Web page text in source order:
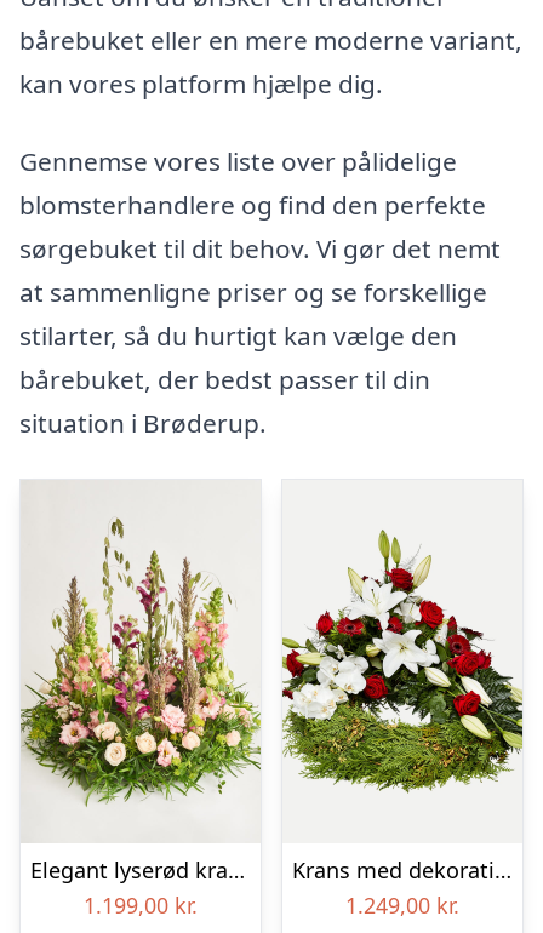
bårebuket eller en mere moderne variant,
kan vores platform hjælpe dig.
Gennemse vores liste over pålidelige
blomsterhandlere og find den perfekte
sørgebuket til dit behov. Vi gør det nemt
at sammenligne priser og se forskellige
stilarter, så du hurtigt kan vælge den
bårebuket, der bedst passer til din
situation i Brøderup.
Elegant lyserød krans
1.199,00 kr.
Krans med dekoration i klassisk stil – rød og hvid
1.249,00 kr.